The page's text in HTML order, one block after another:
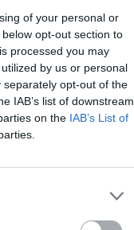
of your personal or
opt-out section to
processed you may
by us or personal
opt-out of the
IAB’s list of downstream
on the IAB’s List of